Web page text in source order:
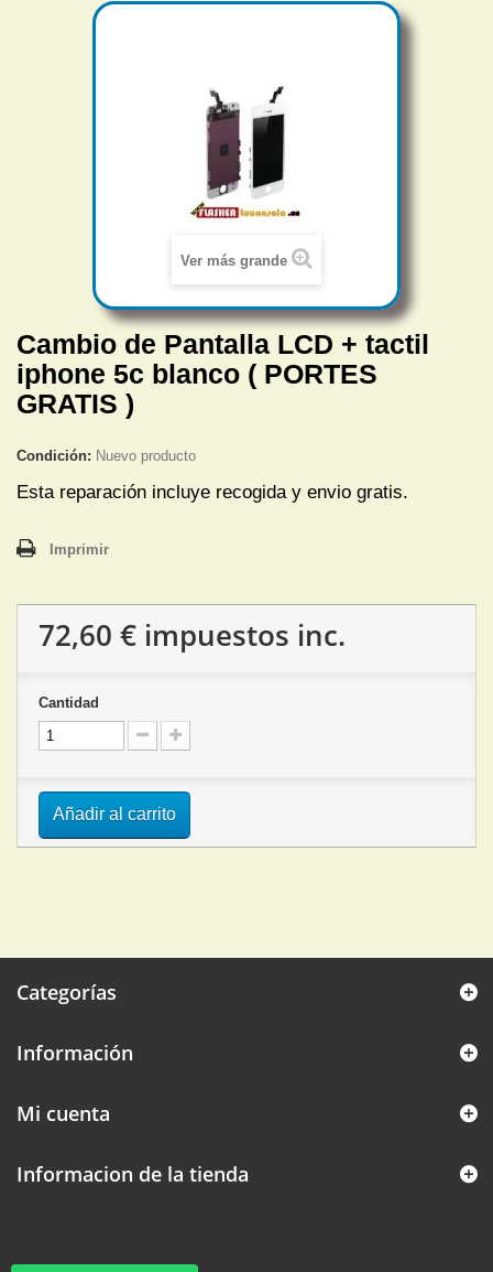
Ver más grande
Cambio de Pantalla LCD + tactil
iphone 5c blanco ( PORTES
GRATIS )
Condición: Nuevo producto
Esta reparación incluye recogida y envio gratis.
Imprimir
72,60 € impuestos inc.
Cantidad
Añadir al carrito
Categorías
Información
Mi cuenta
Informacion de la tienda